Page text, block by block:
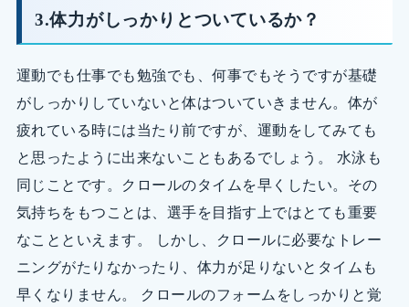
3.体力がしっかりとついているか？
運動でも仕事でも勉強でも、何事でもそうですが基礎
がしっかりしていないと体はついていきません。体が
疲れている時には当たり前ですが、運動をしてみても
と思ったように出来ないこともあるでしょう。 水泳も
同じことです。クロールのタイムを早くしたい。その
気持ちをもつことは、選手を目指す上ではとても重要
なことといえます。 しかし、クロールに必要なトレー
ニングがたりなかったり、体力が足りないとタイムも
早くなりません。 クロールのフォームをしっかりと覚